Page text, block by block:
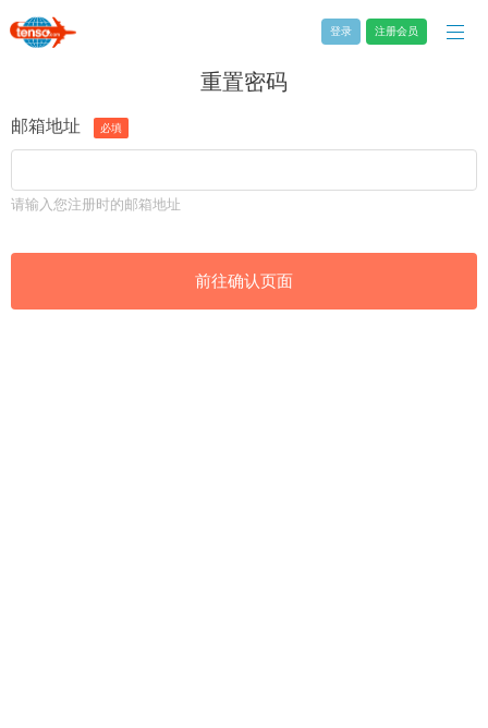
登录 注册会员
重置密码
邮箱地址 必填
请输入您注册时的邮箱地址